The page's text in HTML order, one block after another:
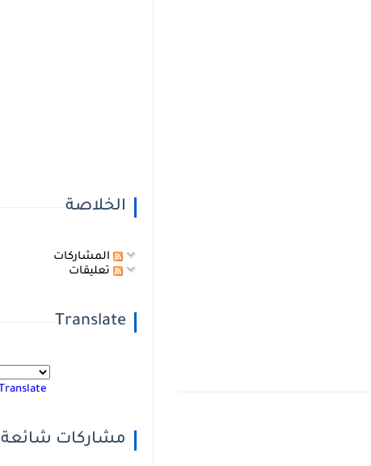
الخلاصة
المشاركات
تعليقات
Translate
Translate
مشاركات شائعة